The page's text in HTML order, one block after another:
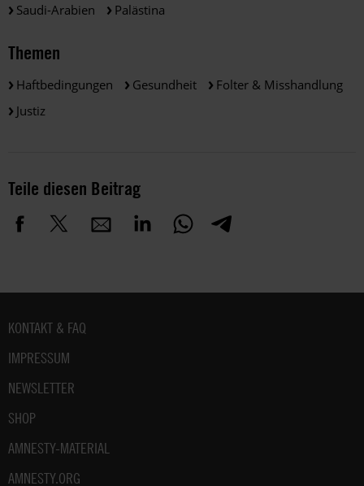
Saudi-Arabien Palästina
Themen
Haftbedingungen Gesundheit
Folter & Misshandlung
Justiz
Teile diesen Beitrag
Fußbereich
KONTAKT & FAQ
IMPRESSUM
NEWSLETTER
SHOP
AMNESTY-MATERIAL
AMNESTY.ORG